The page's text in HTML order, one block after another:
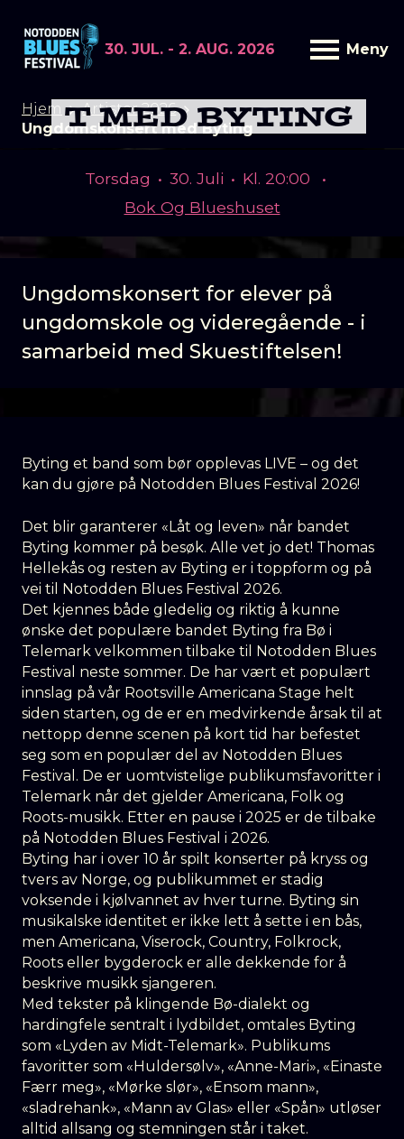
30. JUL. - 2. AUG. 2026 Meny
Hjem
Artister 2026
Ungdomskonsert med Byting
UNGDOMSKONSER
T MED BYTING
Torsdag • 30. Juli • Kl. 20:00
•
Bok Og Blueshuset
Ungdomskonsert for elever på
ungdomskole og videregående - i
samarbeid med Skuestiftelsen!
Byting et band som bør opplevas LIVE – og det
kan du gjøre på Notodden Blues Festival 2026!
Det blir garanterer «Låt og leven» når bandet
Byting kommer på besøk. Alle vet jo det! Thomas
Hellekås og resten av Byting er i toppform og på
vei til Notodden Blues Festival 2026.
Det kjennes både gledelig og riktig å kunne
ønske det populære bandet Byting fra Bø i
Telemark velkommen tilbake til Notodden Blues
Festival neste sommer. De har vært et populært
innslag på vår Rootsville Americana Stage helt
siden starten, og de er en medvirkende årsak til at
nettopp denne scenen på kort tid har befestet
seg som en populær del av Notodden Blues
Festival. De er uomtvistelige publikumsfavoritter i
Telemark når det gjelder Americana, Folk og
Roots-musikk. Etter en pause i 2025 er de tilbake
på Notodden Blues Festival i 2026.
Byting har i over 10 år spilt konserter på kryss og
tvers av Norge, og publikummet er stadig
voksende i kjølvannet av hver turne. Byting sin
musikalske identitet er ikke lett å sette i en bås,
men Americana, Viserock, Country, Folkrock,
Roots eller bygderock er alle dekkende for å
beskrive musikk sjangeren.
Med tekster på klingende Bø-dialekt og
hardingfele sentralt i lydbildet, omtales Byting
som «Lyden av Midt-Telemark». Publikums
favoritter som «Huldersølv», «Anne-Mari», «Einaste
Færr meg», «Mørke slør», «Ensom mann»,
«sladrehank», «Mann av Glas» eller «Spån» utløser
alltid allsang og stemningen står i taket.